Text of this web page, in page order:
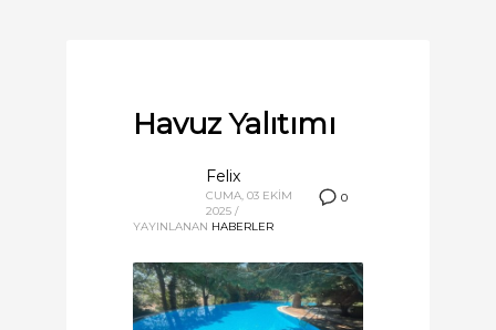
Havuz Yalıtımı
0
Felix
CUMA, 03 EKIM
2025 /
YAYINLANAN HABERLER